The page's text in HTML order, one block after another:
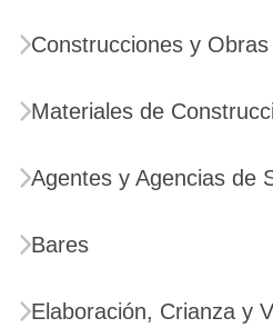
Construcciones y Obras
Materiales de
Agentes y Agencias de
Bares
Elaboración, Crianza y